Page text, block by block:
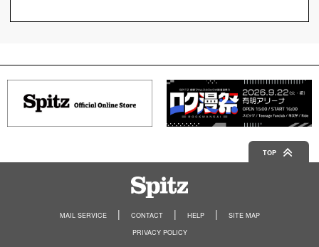
TOP
MAIL SERVICE CONTACT HELP
SITE MAP
PRIVACY POLICY